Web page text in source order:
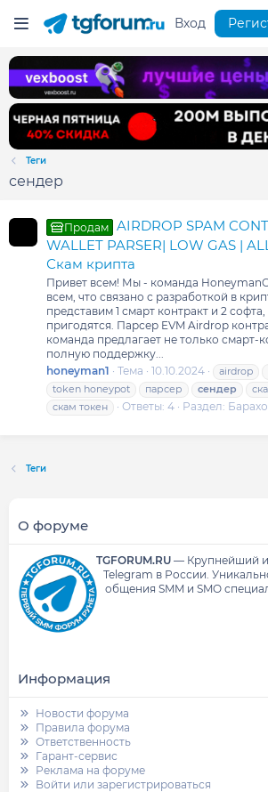
Вход
Теги
сендер
Продам
AIRDROP SPAM
WALLET PARSER| LOW GAS |
Скам крипта
Привет всем! Мы - команда
всем, что связано с разработкой в
представим 1 смарт контракт и 2
пригодятся. Парсер EVM Airdrop
команда предлагает не только смарт-
полную поддержку...
honeyman1
Тема 10.10.2024 airdrop
token honeypot
парсер сендер
скам токен
Ответы: 4 Раздел:
Теги
О форуме
TGFORUM.RU— Крупнейший
Telegram в России.
общения SMM и SMO
Информация
Новости форума
Правила форума
Ответственность
Гарант-сервис
Реклама на форуме
Войти или зарегистрироваться